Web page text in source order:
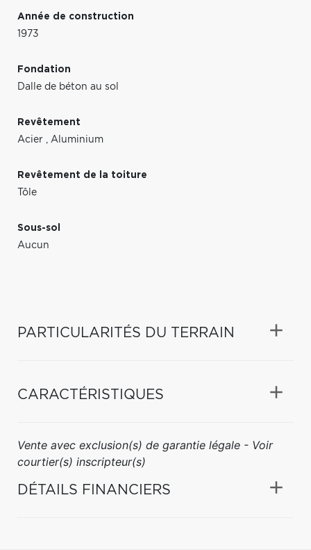
Année de construction
1973
Fondation
Dalle de béton au sol
Revêtement
Acier
Aluminium
Revêtement de la toiture
Tôle
Sous-sol
Aucun
PARTICULARITÉS DU TERRAIN
CARACTÉRISTIQUES
Vente avec exclusion(s) de garantie légale - Voir
courtier(s) inscripteur(s)
DÉTAILS FINANCIERS